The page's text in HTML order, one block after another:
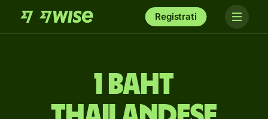
Registrati
1 baht